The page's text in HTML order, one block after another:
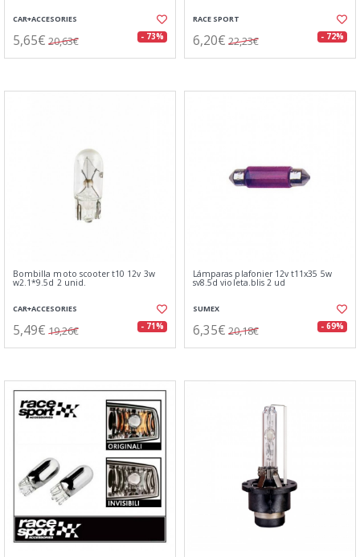
CAR+ACCESORIES
5,65€ 20,63€ - 73%
RACE SPORT
6,20€ 22,23€ - 72%
Bombilla moto scooter t10 12v 3w
w2.1*9.5d 2 unid.
CAR+ACCESORIES
5,49€ 19,26€ - 71%
Lámparas plafonier 12v t11x35 5w
sv8.5d violeta.blis 2 ud
SUMEX
6,35€ 20,18€ - 69%